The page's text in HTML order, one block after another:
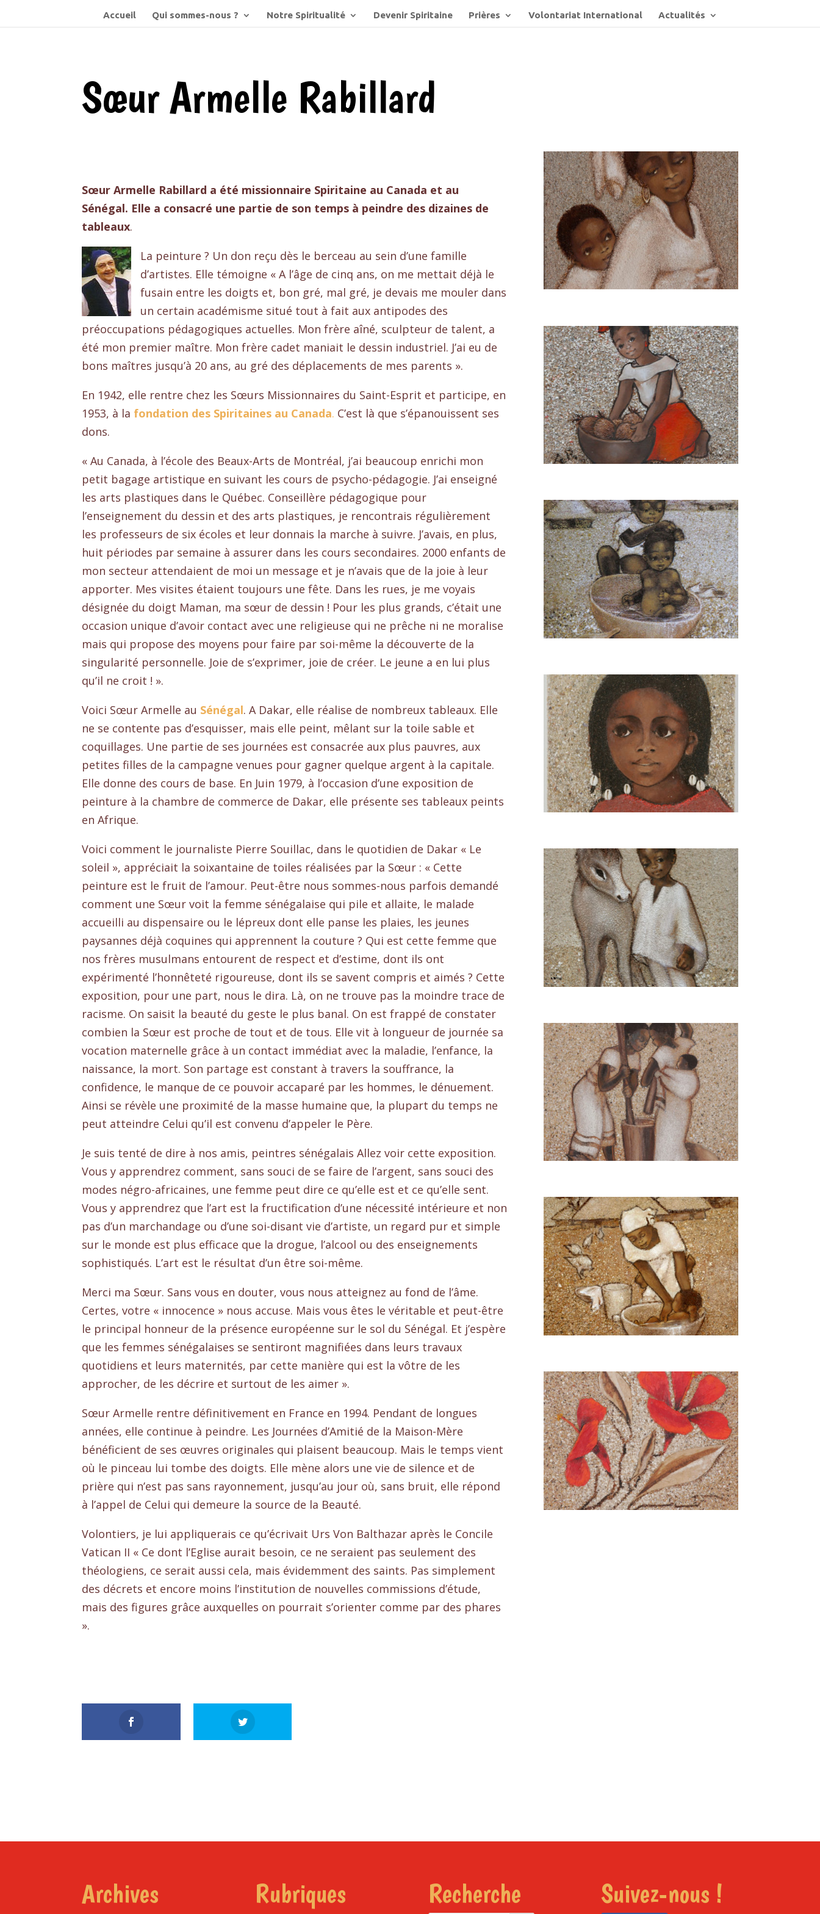
Accueil Qui sommes-nous ? Notre Spiritualité Devenir Spiritaine Prières Volontariat International Actualités
Sœur Armelle Rabillard
Sœur Armelle Rabillard a été missionnaire Spiritaine au Canada et au
Sénégal. Elle a consacré une partie de son temps à peindre des dizaines de
tableaux.
La peinture ? Un don reçu dès le berceau au sein d’une famille
d’artistes. Elle témoigne « A l’âge de cinq ans, on me mettait déjà le
fusain entre les doigts et, bon gré, mal gré, je devais me mouler dans
un certain académisme situé tout à fait aux antipodes des
préoccupations pédagogiques actuelles. Mon frère aîné, sculpteur de talent, a
été mon premier maître. Mon frère cadet maniait le dessin industriel. J’ai eu de
bons maîtres jusqu’à 20 ans, au gré des déplacements de mes parents ».
En 1942, elle rentre chez les Sœurs Missionnaires du Saint-Esprit et participe, en
1953, à la fondation des Spiritaines au Canada. C’est là que s’épanouissent ses
dons.
« Au Canada, à l’école des Beaux-Arts de Montréal, j’ai beaucoup enrichi mon
petit bagage artistique en suivant les cours de psycho-pédagogie. J’ai enseigné
les arts plastiques dans le Québec. Conseillère pédagogique pour
l’enseignement du dessin et des arts plastiques, je rencontrais régulièrement
les professeurs de six écoles et leur donnais la marche à suivre. J’avais, en plus,
huit périodes par semaine à assurer dans les cours secondaires. 2000 enfants de
mon secteur attendaient de moi un message et je n’avais que de la joie à leur
apporter. Mes visites étaient toujours une fête. Dans les rues, je me voyais
désignée du doigt Maman, ma sœur de dessin ! Pour les plus grands, c’était une
occasion unique d’avoir contact avec une religieuse qui ne prêche ni ne moralise
mais qui propose des moyens pour faire par soi-même la découverte de la
singularité personnelle. Joie de s’exprimer, joie de créer. Le jeune a en lui plus
qu’il ne croit ! ».
Voici Sœur Armelle au Sénégal. A Dakar, elle réalise de nombreux tableaux. Elle
ne se contente pas d’esquisser, mais elle peint, mêlant sur la toile sable et
coquillages. Une partie de ses journées est consacrée aux plus pauvres, aux
petites filles de la campagne venues pour gagner quelque argent à la capitale.
Elle donne des cours de base. En Juin 1979, à l’occasion d’une exposition de
peinture à la chambre de commerce de Dakar, elle présente ses tableaux peints
en Afrique.
Voici comment le journaliste Pierre Souillac, dans le quotidien de Dakar « Le
soleil », appréciait la soixantaine de toiles réalisées par la Sœur : « Cette
peinture est le fruit de l’amour. Peut-être nous sommes-nous parfois demandé
comment une Sœur voit la femme sénégalaise qui pile et allaite, le malade
accueilli au dispensaire ou le lépreux dont elle panse les plaies, les jeunes
paysannes déjà coquines qui apprennent la couture ? Qui est cette femme que
nos frères musulmans entourent de respect et d’estime, dont ils ont
expérimenté l’honnêteté rigoureuse, dont ils se savent compris et aimés ? Cette
exposition, pour une part, nous le dira. Là, on ne trouve pas la moindre trace de
racisme. On saisit la beauté du geste le plus banal. On est frappé de constater
combien la Sœur est proche de tout et de tous. Elle vit à longueur de journée sa
vocation maternelle grâce à un contact immédiat avec la maladie, l’enfance, la
naissance, la mort. Son partage est constant à travers la souffrance, la
confidence, le manque de ce pouvoir accaparé par les hommes, le dénuement.
Ainsi se révèle une proximité de la masse humaine que, la plupart du temps ne
peut atteindre Celui qu’il est convenu d’appeler le Père.
Je suis tenté de dire à nos amis, peintres sénégalais Allez voir cette exposition.
Vous y apprendrez comment, sans souci de se faire de l’argent, sans souci des
modes négro-africaines, une femme peut dire ce qu’elle est et ce qu’elle sent.
Vous y apprendrez que l’art est la fructification d’une nécessité intérieure et non
pas d’un marchandage ou d’une soi-disant vie d’artiste, un regard pur et simple
sur le monde est plus efficace que la drogue, l’alcool ou des enseignements
sophistiqués. L’art est le résultat d’un être soi-même.
Merci ma Sœur. Sans vous en douter, vous nous atteignez au fond de l’âme.
Certes, votre « innocence » nous accuse. Mais vous êtes le véritable et peut-être
le principal honneur de la présence européenne sur le sol du Sénégal. Et j’espère
que les femmes sénégalaises se sentiront magnifiées dans leurs travaux
quotidiens et leurs maternités, par cette manière qui est la vôtre de les
approcher, de les décrire et surtout de les aimer ».
Sœur Armelle rentre définitivement en France en 1994. Pendant de longues
années, elle continue à peindre. Les Journées d’Amitié de la Maison-Mère
bénéficient de ses œuvres originales qui plaisent beaucoup. Mais le temps vient
où le pinceau lui tombe des doigts. Elle mène alors une vie de silence et de
prière qui n’est pas sans rayonnement, jusqu’au jour où, sans bruit, elle répond
à l’appel de Celui qui demeure la source de la Beauté.
Volontiers, je lui appliquerais ce qu’écrivait Urs Von Balthazar après le Concile
Vatican II « Ce dont l’Eglise aurait besoin, ce ne seraient pas seulement des
théologiens, ce serait aussi cela, mais évidemment des saints. Pas simplement
des décrets et encore moins l’institution de nouvelles commissions d’étude,
mais des figures grâce auxquelles on pourrait s’orienter comme par des phares
».
Archives Rubriques Recherche Suivez-nous !